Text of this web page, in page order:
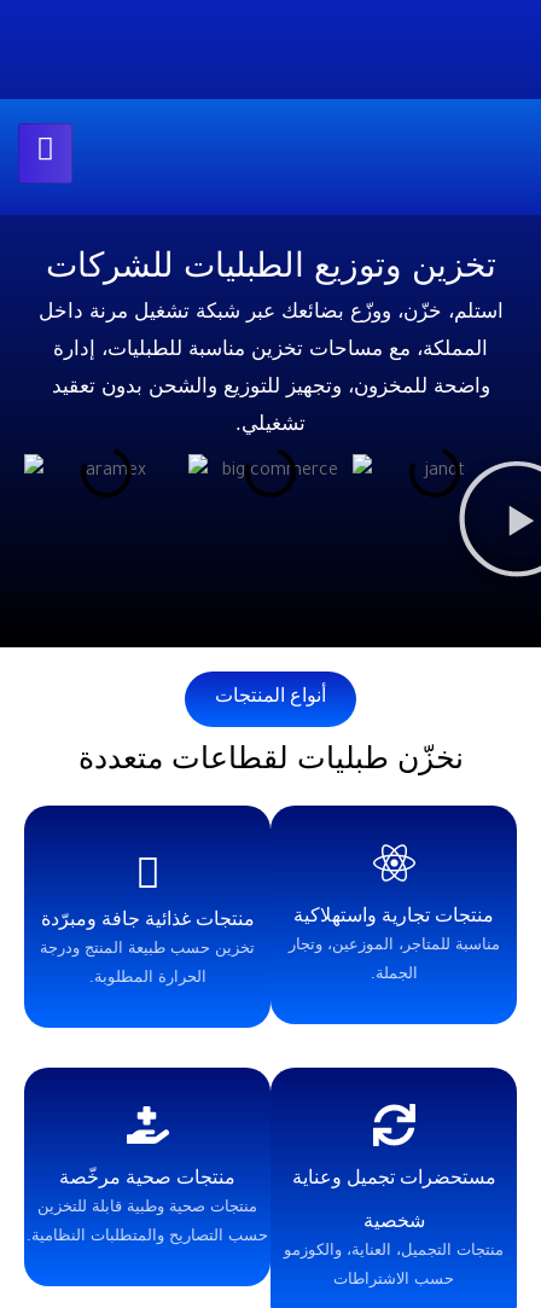
الطبليات للشركات
ووزّع بضائعك عبر شبكة تشغيل مرنة داخل
مع مساحات تخزين مناسبة للطبليات، إدارة
وتجهيز للتوزيع والشحن بدون تعقيد
أنواع المنتجات
طبليات لقطاعات متعددة
واستهلاكية
الموزعين، وتجار
منتجات غذائية جافة ومبرّدة
تخزين حسب طبيعة المنتج ودرجة
وعناية
العناية، والكوزمو
منتجات صحية مرخّصة
منتجات صحية وطبية قابلة للتخزين
حسب التصاريح والمتطلبات النظامية.